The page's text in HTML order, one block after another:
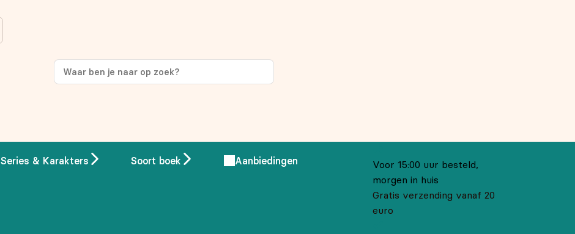
Series & Karakters Soort boek Aanbiedingen
Voor 15:00 uur besteld,
morgen in huis
Gratis verzending vanaf 20
euro
op je eerste aankoop!